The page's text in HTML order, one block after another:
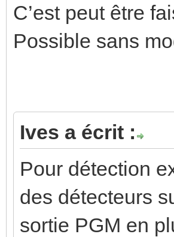
C’est peut être
Possible sans
Ives a écrit :
Pour détection
des détecteurs
sortie PGM en